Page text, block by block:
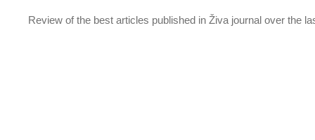
Review of the best articles published in Živa journal over the